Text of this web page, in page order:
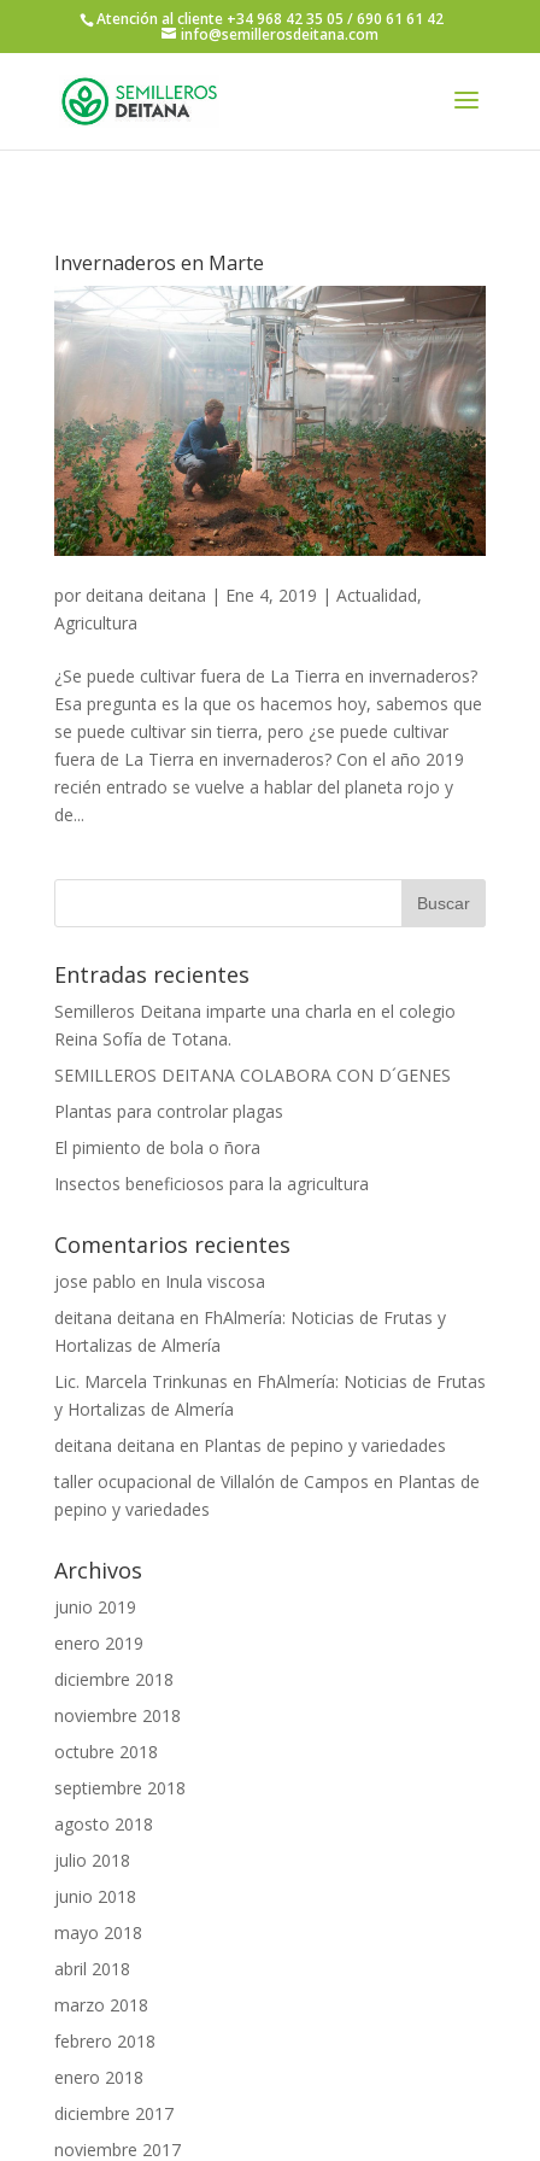
Atención al cliente +34 968 42 35 05 / 690 61 61 42
info@semillerosdeitana.com
Invernaderos en Marte
por deitana deitana | Ene 4, 2019 | Actualidad,
Agricultura
¿Se puede cultivar fuera de La Tierra en invernaderos?
Esa pregunta es la que os hacemos hoy, sabemos que
se puede cultivar sin tierra, pero ¿se puede cultivar
fuera de La Tierra en invernaderos? Con el año 2019
recién entrado se vuelve a hablar del planeta rojo y
de...
Entradas recientes
Semilleros Deitana imparte una charla en el colegio
Reina Sofía de Totana.
SEMILLEROS DEITANA COLABORA CON D´GENES
Plantas para controlar plagas
El pimiento de bola o ñora
Insectos beneficiosos para la agricultura
Comentarios recientes
jose pablo en Inula viscosa
deitana deitana en FhAlmería: Noticias de Frutas y
Hortalizas de Almería
Lic. Marcela Trinkunas en FhAlmería: Noticias de Frutas
y Hortalizas de Almería
deitana deitana en Plantas de pepino y variedades
taller ocupacional de Villalón de Campos en Plantas de
pepino y variedades
Archivos
junio 2019
enero 2019
diciembre 2018
noviembre 2018
octubre 2018
septiembre 2018
agosto 2018
julio 2018
junio 2018
mayo 2018
abril 2018
marzo 2018
febrero 2018
enero 2018
diciembre 2017
noviembre 2017